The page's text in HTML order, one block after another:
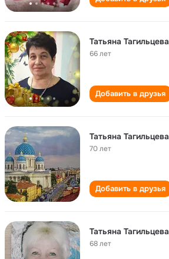
Татьяна Тагильцева
66 лет
Добавить в друзья
Татьяна Тагильцева
70 лет
Добавить в друзья
Татьяна Тагильцева
68 лет